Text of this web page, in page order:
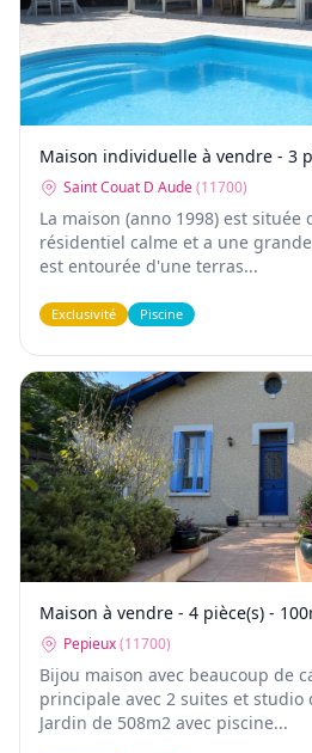
Maison individuelle à vendre - 3
Saint Couat D Aude(11700)
La maison (anno 1998) est
résidentiel calme et a une
est entourée d'une terras...
Exclusivité Piscine
Maison à vendre - 4 pièce(s) -
Pepieux(11700)
Bijou maison avec beaucoup de
principale avec 2 suites et studio
Jardin de 508m2 avec piscine...